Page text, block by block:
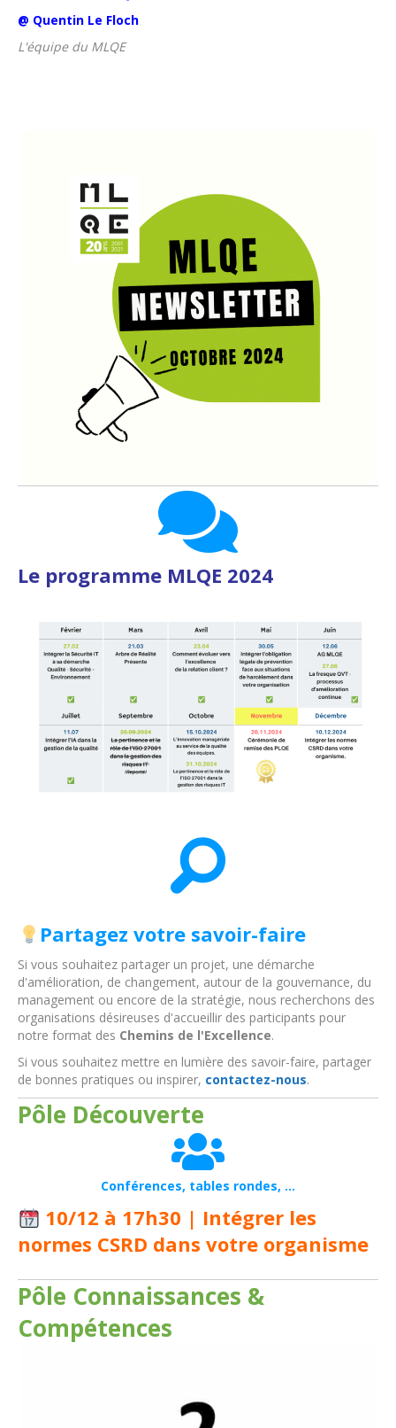
@ Quentin Le Floch
L'équipe du MLQE
Le programme MLQE 2024
Partagez votre savoir-faire
Si vous souhaitez partager un projet, une démarche
d'amélioration, de changement, autour de la gouvernance, du
management ou encore de la stratégie, nous recherchons des
organisations désireuses d'accueillir des participants pour
notre format des Chemins de l'Excellence.
Si vous souhaitez mettre en lumière des savoir-faire, partager
de bonnes pratiques ou inspirer, contactez-nous.
Pôle Découverte
Conférences, tables rondes, ...
10/12 à 17h30 | Intégrer les
normes CSRD dans votre organisme
Pôle Connaissances &
Compétences